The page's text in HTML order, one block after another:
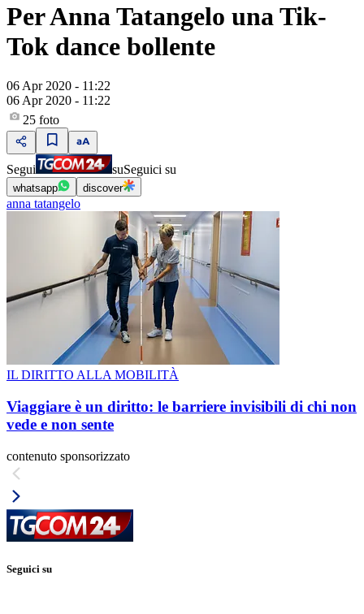
Per Anna Tatangelo una Tik-
Tok dance bollente
06 Apr 2020 - 11:22
06 Apr 2020 - 11:22
25 foto
Segui suSeguici su
whatsapp discover
anna tatangelo
IL DIRITTO ALLA MOBILITÀ
Viaggiare è un diritto: le barriere invisibili di chi non
vede e non sente
contenuto sponsorizzato
Seguici su